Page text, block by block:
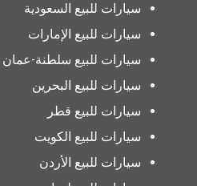
سيارات للبيع السعودية
سيارات للبيع الإمارات
سيارات للبيع سلطنة-عمان
سيارات للبيع البحرين
سيارات للبيع قطر
سيارات للبيع الكويت
سيارات للبيع الأردن